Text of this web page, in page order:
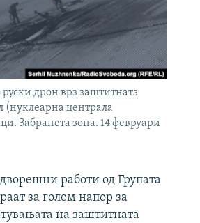
дрон врз заштитната
(нуклеарна централа
Забранета зона. 14 февруари
работи од Групата
за голем напор за
на заштитната